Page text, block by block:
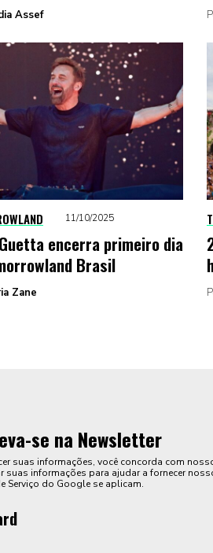
Assef
11/10/2025
encerra primeiro dia
Brasil
Zane
se na Newsletter
suas informações, você concorda com
suas informações para ajudar a fornecer
Serviço do Google se aplicam.